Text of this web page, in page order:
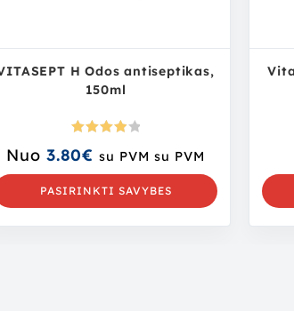
H Odos antiseptikas,
150ml
mas:
4.00iš 5
Nuo 3.80€ su PVM su PVM
PASIRINKTI SAVYBES